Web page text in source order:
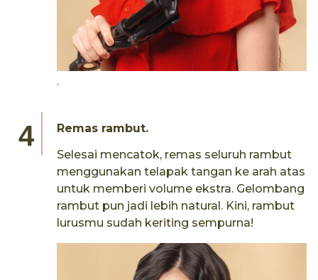
.
Remas rambut.
Selesai mencatok, remas seluruh rambut
menggunakan telapak tangan ke arah atas
untuk memberi volume ekstra. Gelombang
rambut pun jadi lebih natural. Kini, rambut
lurusmu sudah keriting sempurna!